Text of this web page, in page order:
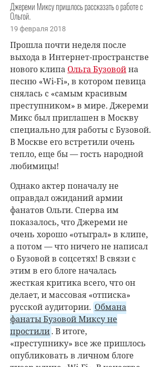
Джереми Миксу пришлось рассказать о работе с
Ольгой.
19 февраля 2018
Прошла почти неделя после
выхода в Интернет-пространстве
нового клипа Ольга Бузовойна
песню «Wi-Fi», в котором певица
снялась с «самым красивым
преступником» в мире. Джереми
Микс был приглашен в Москву
специально для работы с Бузовой.
В Москве его встретили очень
тепло, еще бы — гость народной
любимицы!
Однако актер поначалу не
оправдал ожиданий армии
фанатов Ольги. Сперва им
показалось, что Джереми не
очень хорошо «отыграл» в клипе,
а потом—что ничего не написал
о Бузовой в соцсетях! В связи с
этим в его блоге началась
жесткая критика всего, что он
делает, и массовая «отписка»
русской аудитории. Обмана
фанаты Бузовой Миксу не
простили. В итоге,
«преступнику» все же пришлось
опубликовать в личном блоге